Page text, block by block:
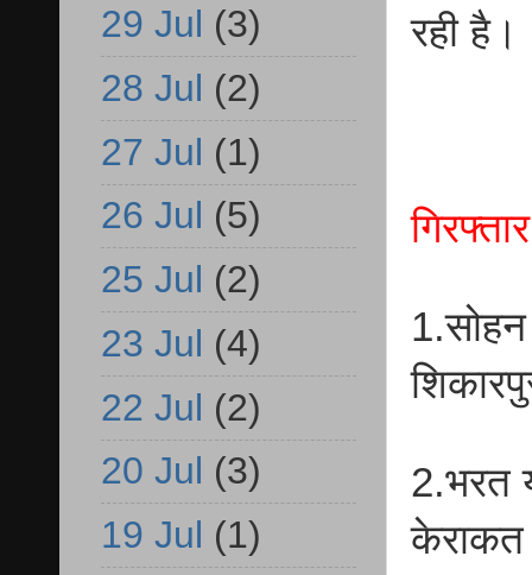
रही है।
1.सोहन
2.भरत
29 Jul (3)
28 Jul (2)
27 Jul (1)
26 Jul (5)
25 Jul (2)
23 Jul (4)
22 Jul (2)
20 Jul (3)
19 Jul (1)